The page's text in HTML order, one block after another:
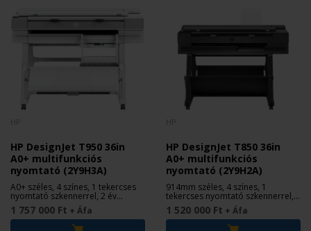
HP DesignJet T950 36in
A0+ multifunkciós
nyomtató (2Y9H3A)
A0+ széles, 4 színes, 1 tekercses
nyomtató szkennerrel, 2 év
garanciával
1 757 000 Ft + Áfa
HP DesignJet T850 36in
A0+ multifunkciós
nyomtató (2Y9H2A)
914mm széles, 4 színes, 1
tekercses nyomtató szkennerrel, 2
év garanciával
1 520 000 Ft + Áfa